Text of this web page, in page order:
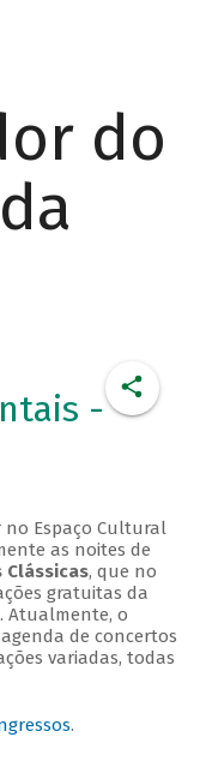
do
-
Espaço Cultural
as noites de
Clássicas, que no
gratuitas da
Atualmente, o
de concertos
variadas, todas
.